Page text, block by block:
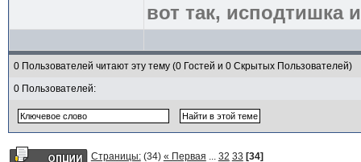
вот так, исподтишка
0 Пользователей читают эту тему (0 Гостей и 0 Скрытых Пользователей)
0 Пользователей:
Страницы:(34) « Первая ... 32 33 [34]